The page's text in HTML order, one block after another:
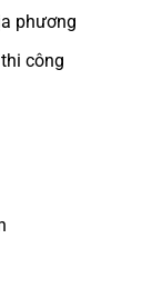
phương
công